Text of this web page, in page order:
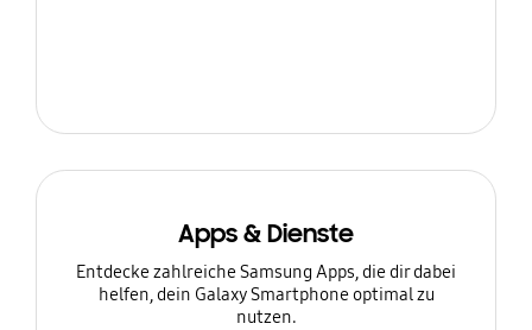
Apps & Dienste
Entdecke zahlreiche Samsung Apps, die dir dabei
helfen, dein Galaxy Smartphone optimal zu
nutzen.